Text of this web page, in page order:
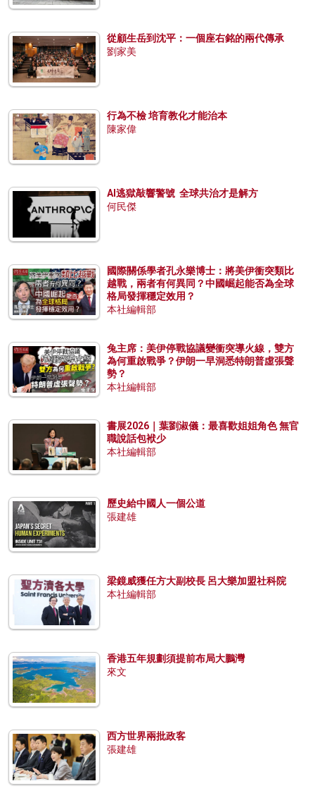
從顧生岳到沈平：一個座右銘的兩代傳承
劉家美
行為不檢 培育教化才能治本
陳家偉
AI逃獄敲響警號 全球共治才是解方
何民傑
國際關係學者孔永樂博士：將美伊衝突類比
越戰，兩者有何異同？中國崛起能否為全球
格局發揮穩定效用？
本社編輯部
兔主席：美伊停戰協議變衝突導火線，雙方
為何重啟戰爭？伊朗一早洞悉特朗普虛張聲
勢？
本社編輯部
書展2026｜葉劉淑儀：最喜歡姐姐角色 無官
職說話包袱少
本社編輯部
歷史給中國人一個公道
張建雄
梁鏡威獲任方大副校長 呂大樂加盟社科院
本社編輯部
香港五年規劃須提前布局大鵬灣
來文
西方世界兩批政客
張建雄